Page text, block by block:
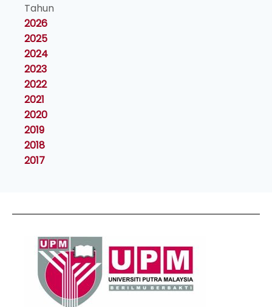
Tahun
2026
2025
2024
2023
2022
2021
2020
2019
2018
2017